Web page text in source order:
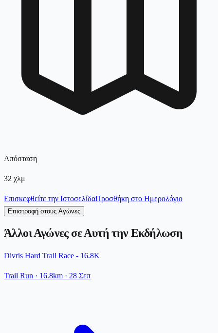
Απόσταση
32 χλμ
Επισκεφθείτε την ΙστοσελίδαΠροσθήκη στο Ημερολόγιο
Επιστροφή στους Αγώνες
Άλλοι Αγώνες σε Αυτή την Εκδήλωση
Divris Hard Trail Race - 16.8K
Trail Run · 16.8km · 28 Σεπ